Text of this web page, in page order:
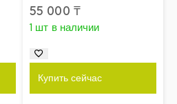
55 000 ₸
1 шт в наличии
Купить сейчас